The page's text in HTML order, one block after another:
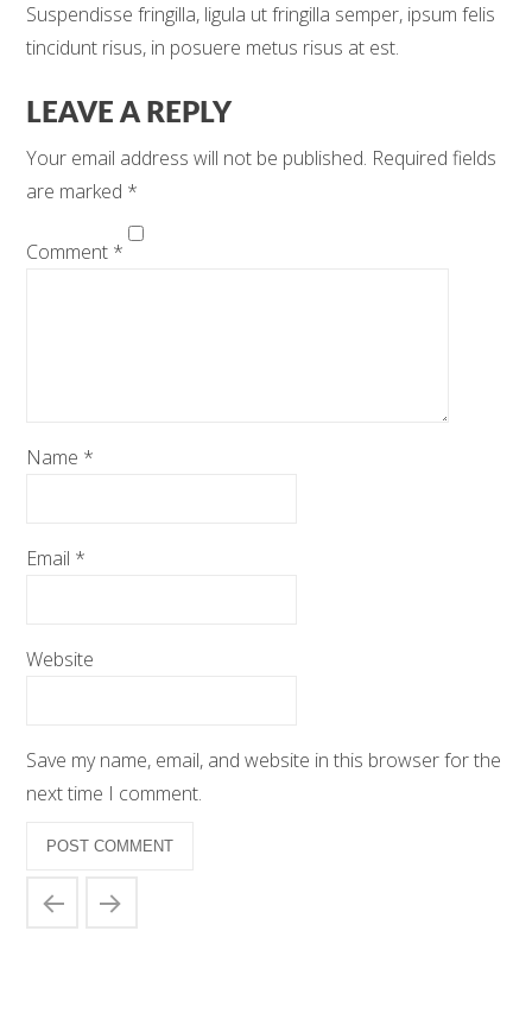
Suspendisse fringilla, ligula ut fringilla semper, ipsum felis
tincidunt risus, in posuere metus risus at est.
LEAVE A REPLY
Your email address will not be published. Required fields
are marked *
Comment *
Name *
Email *
Website
Save my name, email, and website in this browser for the
next time I comment.